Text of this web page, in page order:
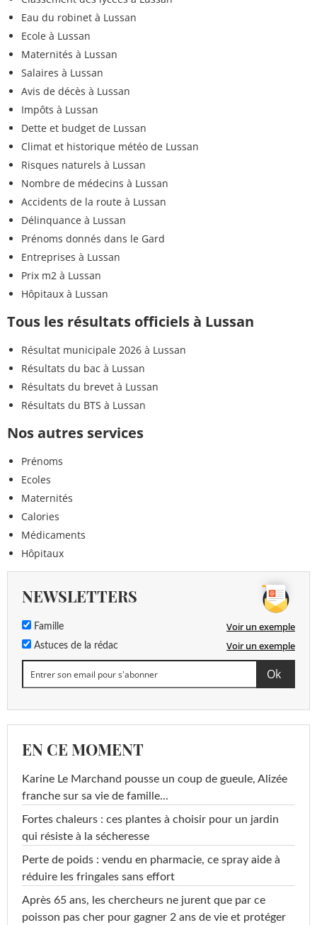
Eau du robinet à Lussan
Ecole à Lussan
Maternités à Lussan
Salaires à Lussan
Avis de décès à Lussan
Impôts à Lussan
Dette et budget de Lussan
Climat et historique météo de Lussan
Risques naturels à Lussan
Nombre de médecins à Lussan
Accidents de la route à Lussan
Délinquance à Lussan
Prénoms donnés dans le Gard
Entreprises à Lussan
Prix m2 à Lussan
Hôpitaux à Lussan
Tous les résultats officiels à Lussan
Résultat municipale 2026 à Lussan
Résultats du bac à Lussan
Résultats du brevet à Lussan
Résultats du BTS à Lussan
Nos autres services
Prénoms
Ecoles
Maternités
Calories
Médicaments
Hôpitaux
NEWSLETTERS
Famille Voir un exemple
Astuces de la rédac Voir un exemple
EN CE MOMENT
Karine Le Marchand pousse un coup de gueule, Alizée
franche sur sa vie de famille...
Fortes chaleurs : ces plantes à choisir pour un jardin
qui résiste à la sécheresse
Perte de poids : vendu en pharmacie, ce spray aide à
réduire les fringales sans effort
Après 65 ans, les chercheurs ne jurent que par ce
poisson pas cher pour gagner 2 ans de vie et protéger